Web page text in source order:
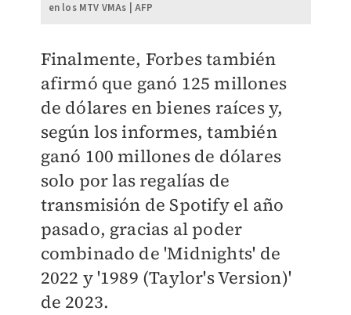
en los MTV VMAs | AFP
Finalmente, Forbes también
afirmó que ganó 125 millones
de dólares en bienes raíces y,
según los informes, también
ganó 100 millones de dólares
solo por las regalías de
transmisión de Spotify el año
pasado, gracias al poder
combinado de 'Midnights' de
2022 y '1989 (Taylor's Version)'
de 2023.